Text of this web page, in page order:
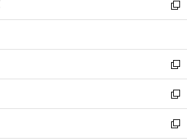
く
で
開
ド
ウ
開
く
ィ
ン
ウ
で
開
く
い
ウ
ン
ド
ウ
で
開
く
新
し
ウ
ィ
ン
ド
ウ
で
新
し
い
ウ
ィ
新
し
い
新